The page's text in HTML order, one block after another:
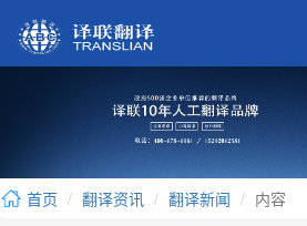
首页 翻译资讯 翻译新闻 内容